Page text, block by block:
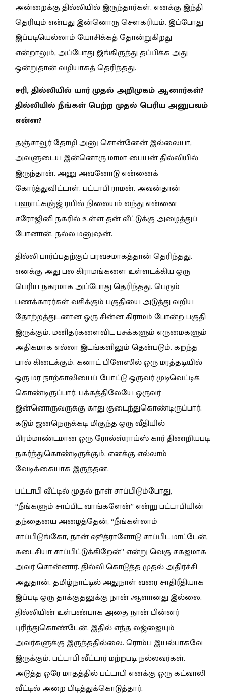
அன்றைக்கு தில்லியில் இருந்தார்கள். எனக்கு இந்தி
தெரியும் என்பது இன்னொரு சௌகரியம். இப்போது
இப்படியெல்லாம் யோசிக்கத் தோன்றுகிறது
என்றாலும், அப்போது இங்கிருந்து தப்பிக்க அது
ஒன்றுதான் வழியாகத் தெரிந்தது.
சரி, தில்லியில் யார் முதல் அறிமுகம் ஆனார்கள்?
தில்லியில் நீங்கள் பெற்ற முதல் பெரிய அனுபவம்
என்ன?
தஞ்சாவூர் தோழி அனு சொன்னேன் இல்லையா,
அவளுடைய இன்னொரு மாமா பையன் தில்லியில்
இருந்தான். அனு அவனோடு என்னைக்
கோர்த்துவிட்டாள். பட்டாபி ராமன். அவன்தான்
பஹாட்கஞ்ஜ் ரயில் நிலையம் வந்து என்னை
சரோஜினி நகரில் உள்ள தன் வீட்டுக்கு அழைத்துப்
போனான். நல்ல மனுஷன்.
தில்லி பார்ப்பதற்குப் பரவசமாகத்தான் தெரிந்தது.
எனக்கு அது பல கிராமங்களை உள்ளடக்கிய ஒரு
பெரிய நகரமாக அப்போது தெரிந்தது. பெரும்
பணக்காரர்கள் வசிக்கும் பகுதியை அடுத்து வறிய
தோற்றத்துடனான ஒரு சின்ன கிராமம் போன்ற பகுதி
இருக்கும். மனிதர்களைவிட பசுக்களும் எருமைகளும்
அதிகமாக எல்லா இடங்களிலும் தென்படும். கறந்த
பால் கிடைக்கும். கனாட் பிளேஸில் ஒரு மரத்தடியில்
ஒரு மர நாற்காலியைப் போட்டு ஒருவர் முடிவெட்டிக்
கொண்டிருப்பார். பக்கத்திலேயே ஒருவர்
இன்னொருவருக்கு காது குடைந்துகொண்டிருப்பார்.
கடும் ஜனநெருக்கடி மிகுந்த ஒரு வீதியில்
பிரம்மாண்டமான ஒரு ரோல்ஸ்ராய்ஸ் கார் திணறியபடி
நகர்ந்துகொண்டிருக்கும். எனக்கு எல்லாம்
வேடிக்கையாக இருந்தன.
பட்டாபி வீட்டில் முதல் நாள் சாப்பிடும்போது,
“நீங்களும் சாப்பிட வாங்களேன்” என்று பட்டாபியின்
தந்தையை அழைத்தேன்; “நீங்கள்லாம்
சாப்பிடுங்கோ, நான் ஷூத்ராளோடு சாப்பிட மாட்டேன்,
கடைசியா சாப்பிட்டுக்கிறேன்” என்று வெகு சகஜமாக
அவர் சொன்னார். தில்லி கொடுத்த முதல் அதிர்ச்சி
அதுதான். தமிழ்நாட்டில் அதுநாள் வரை சாதிரீதியாக
இப்படி ஒரு தாக்குதலுக்கு நான் ஆளானது இல்லை.
தில்லியின் உள்பண்பாக அதை நான் பின்னர்
புரிந்துகொண்டேன். இதில் எந்த லஜ்ஜையும்
அவர்களுக்கு இருந்ததில்லை. ரொம்ப இயல்பாகவே
இருக்கும். பட்டாபி வீட்டார் மற்றபடி நல்லவர்கள்.
அடுத்த ஒரே மாதத்தில் பட்டாபி எனக்கு ஒரு கட்வாலி
வீட்டில் அறை பிடித்துக்கொடுத்தார்.